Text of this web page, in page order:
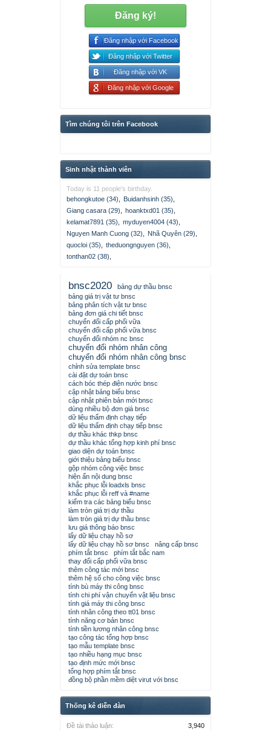
Đăng ký!
Đăng nhập với Facebook
Đăng nhập với Twitter
Đăng nhập với VK
Đăng nhập với Google
Tìm chúng tôi trên Facebook
Sinh nhật thành viên
Today is 11 people's birthday.
behongkutoe (34)
Buidanhsinh (35)
Giang casara (29)
hoanktxd01 (35)
kelamat7891 (35)
myduyen4004 (43)
Nguyen Manh Cuong (32)
Nhã Quyên (29)
quocloi (35)
theduongnguyen (36)
tonthan02 (38)
bnsc2020
bảng dự thầu bnsc
bảng giá trị vật tư bnsc
bảng phân tích vật tư bnsc
bảng đơn giá chi tiết bnsc
chuyển đổi cấp phối vữa
chuyển đổi cấp phối vữa bnsc
chuyển đổi nhóm nc bnsc
chuyển đổi nhóm nhân công
chuyển đổi nhóm nhân công bnsc
chỉnh sửa template bnsc
cài đặt dự toán bnsc
cách bóc thép điện nước bnsc
cập nhật bảng biểu bnsc
cập nhật phiên bản mới bnsc
dùng nhiều bộ đơn giá bnsc
dữ liệu thẩm định chạy tiếp
dữ liệu thẩm định chạy tiếp bnsc
dự thầu khác thkp bnsc
dự thầu khác tổng hợp kinh phí bnsc
giao diện dự toán bnsc
giới thiệu bảng biểu bnsc
gộp nhóm công việc bnsc
hiện ẩn nội dung bnsc
khắc phục lỗi loadxls bnsc
khắc phục lỗi reff và #name
kiểm tra các bảng biểu bnsc
làm tròn giá trị dự thầu
làm tròn giá trị dự thầu bnsc
lưu giá thông báo bnsc
lấy dữ liệu chạy hồ sơ
lấy dữ liệu chạy hồ sơ bnsc
nâng cấp bnsc
phím tắt bnsc
phím tắt bắc nam
thay đổi cấp phối vữa bnsc
thêm công tác mới bnsc
thêm hệ số cho công việc bnsc
tính bù máy thi công bnsc
tính chi phí vận chuyển vật liệu bnsc
tính giá máy thi công bnsc
tính nhân công theo tt01 bnsc
tính năng cơ bản bnsc
tính tiền lương nhân công bnsc
tạo công tác tổng hợp bnsc
tạo mẫu template bnsc
tạo nhiều hạng mục bnsc
tạo định mức mới bnsc
tổng hợp phím tắt bnsc
đồng bộ phần mềm diệt virut với bnsc
Thống kê diễn đàn
Đề tài thảo luận: 3,940